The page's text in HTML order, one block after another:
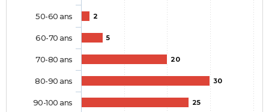
2
5
20
30
25
50-60 ans
60-70 ans
70-80 ans
80-90 ans
90-100 ans